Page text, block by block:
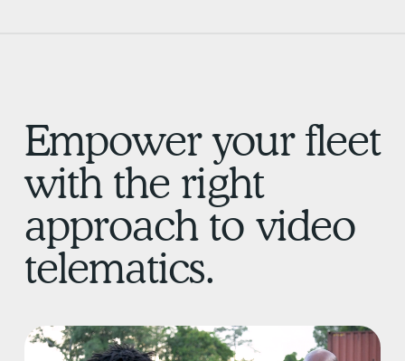
Empower your fleet
with the right
approach to video
telematics.